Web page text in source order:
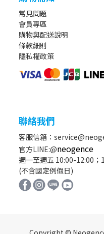
常見問題
會員專區
購物與配送說明
條款細則
隱私權政策
聯絡我們
客服信箱：
官方LINE:@neogence
週一至週五 10:00-12:00；
(不含國定例假日)